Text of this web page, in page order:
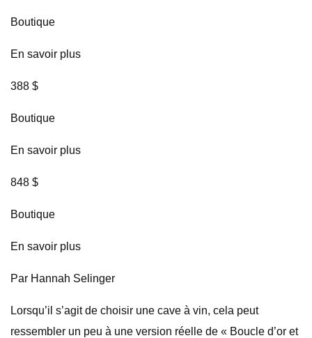
Boutique
En savoir plus
388 $
Boutique
En savoir plus
848 $
Boutique
En savoir plus
Par Hannah Selinger
Lorsqu’il s’agit de choisir une cave à vin, cela peut
ressembler un peu à une version réelle de « Boucle d’or et